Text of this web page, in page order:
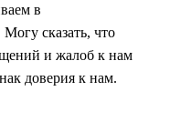
в
сказать, что
и жалоб к нам
доверия к нам.